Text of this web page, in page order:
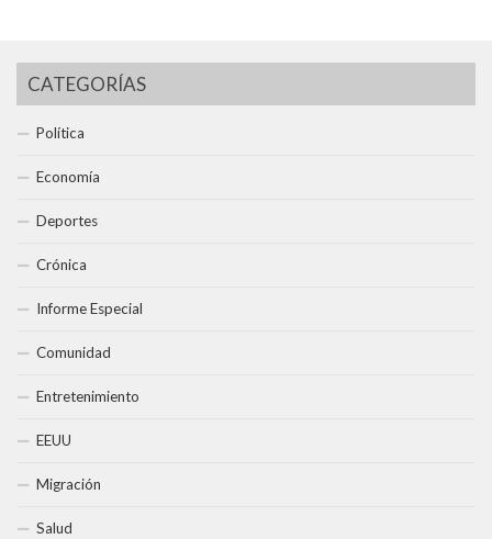
CATEGORÍAS
Política
Economía
Deportes
Crónica
Informe Especial
Comunidad
Entretenimiento
EEUU
Migración
Salud